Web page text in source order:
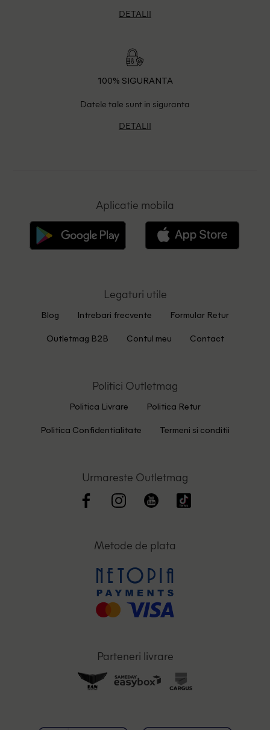
DETALII
100% SIGURANTA
Datele tale sunt in siguranta
DETALII
Aplicatie mobila
Legaturi utile
Blog Intrebari frecvente Formular Retur
Outletmag B2B Contul meu Contact
Politici Outletmag
Politica Livrare Politica Retur
Politica Confidentialitate Termeni si conditii
Urmareste Outletmag
Metode de plata
Parteneri livrare